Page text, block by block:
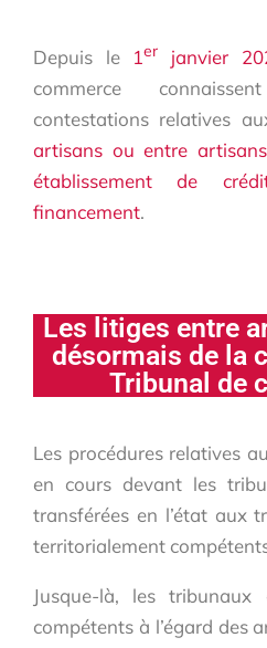
Depuis le 1er janvier
commerce
contestations relatives
artisans ou entre
établissement de
financement.
Les litiges entre
désormais de la
Tribunal de
Les procédures relatives
en cours devant les
transférées en l’état aux
territorialement
Jusque-là, les tribunaux
compétents à l’égard des